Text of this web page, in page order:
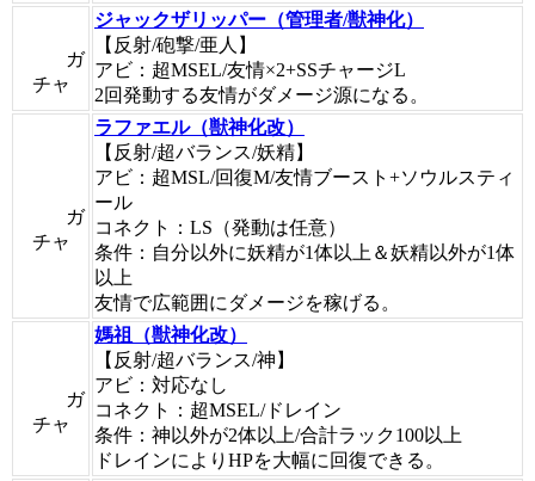
ガ
チャ
ジャックザリッパー（管理者/獣神化）
【反射/砲撃/亜人】
アビ：超MSEL/友情×2+SSチャージL
2回発動する友情がダメージ源になる。
ガ
チャ
ラファエル（獣神化改）
【反射/超バランス/妖精】
アビ：超MSL/回復M/友情ブースト+ソウルスティ
ール
コネクト：LS（発動は任意）
条件：自分以外に妖精が1体以上＆妖精以外が1体
以上
友情で広範囲にダメージを稼げる。
ガ
チャ
媽祖（獣神化改）
【反射/超バランス/神】
アビ：対応なし
コネクト：超MSEL/ドレイン
条件：神以外が2体以上/合計ラック100以上
ドレインによりHPを大幅に回復できる。